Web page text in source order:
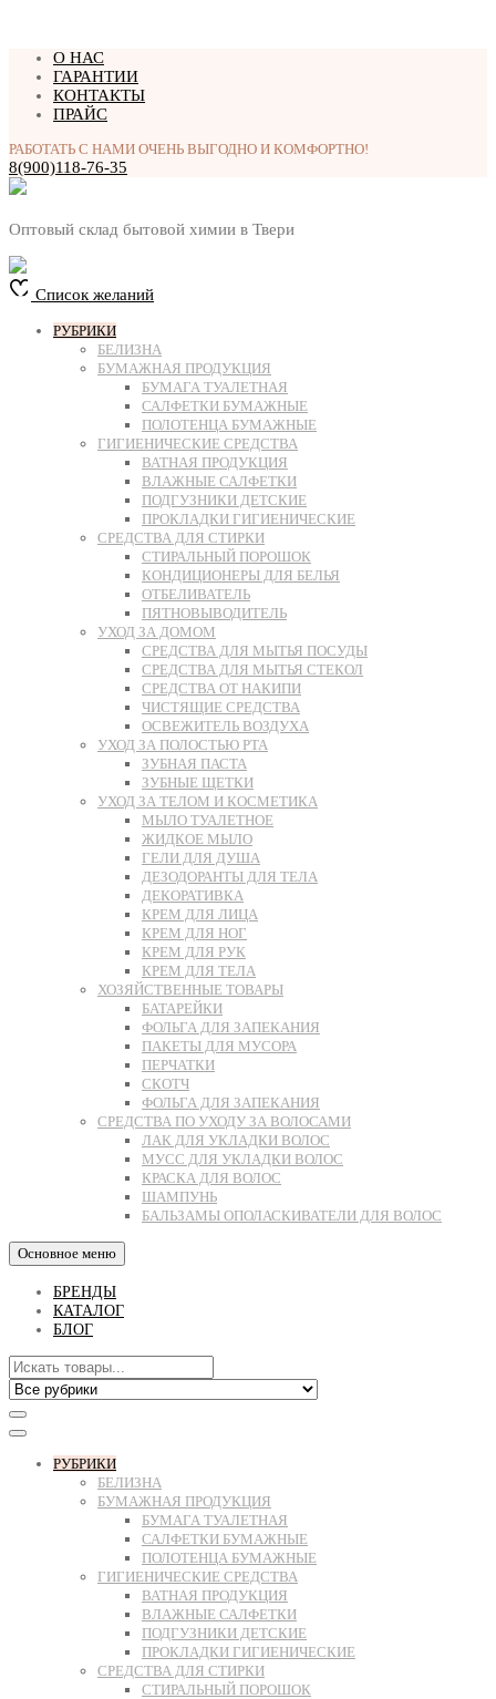
Перейти
содержимому
О НАС
ГАРАНТИИ
КОНТАКТЫ
ПРАЙС
РАБОТАТЬ С НАМИ ОЧЕНЬ ВЫГОДНО И КОМФОРТНО!
8(900)118-76-35
Оптовый склад бытовой химии в Твери
Список желаний
РУБРИКИ
БЕЛИЗНА
БУМАЖНАЯ ПРОДУКЦИЯ
БУМАГА ТУАЛЕТНАЯ
САЛФЕТКИ БУМАЖНЫЕ
ПОЛОТЕНЦА БУМАЖНЫЕ
ГИГИЕНИЧЕСКИЕ СРЕДСТВА
ВАТНАЯ ПРОДУКЦИЯ
ВЛАЖНЫЕ САЛФЕТКИ
ПОДГУЗНИКИ ДЕТСКИЕ
ПРОКЛАДКИ ГИГИЕНИЧЕСКИЕ
СРЕДСТВА ДЛЯ СТИРКИ
СТИРАЛЬНЫЙ ПОРОШОК
КОНДИЦИОНЕРЫ ДЛЯ БЕЛЬЯ
ОТБЕЛИВАТЕЛЬ
ПЯТНОВЫВОДИТЕЛЬ
УХОД ЗА ДОМОМ
СРЕДСТВА ДЛЯ МЫТЬЯ ПОСУДЫ
СРЕДСТВА ДЛЯ МЫТЬЯ СТЕКОЛ
СРЕДСТВА ОТ НАКИПИ
ЧИСТЯЩИЕ СРЕДСТВА
ОСВЕЖИТЕЛЬ ВОЗДУХА
УХОД ЗА ПОЛОСТЬЮ РТА
ЗУБНАЯ ПАСТА
ЗУБНЫЕ ЩЕТКИ
УХОД ЗА ТЕЛОМ И КОСМЕТИКА
МЫЛО ТУАЛЕТНОЕ
ЖИДКОЕ МЫЛО
ГЕЛИ ДЛЯ ДУША
ДЕЗОДОРАНТЫ ДЛЯ ТЕЛА
ДЕКОРАТИВКА
КРЕМ ДЛЯ ЛИЦА
КРЕМ ДЛЯ НОГ
КРЕМ ДЛЯ РУК
КРЕМ ДЛЯ ТЕЛА
ХОЗЯЙСТВЕННЫЕ ТОВАРЫ
БАТАРЕЙКИ
ФОЛЬГА ДЛЯ ЗАПЕКАНИЯ
ПАКЕТЫ ДЛЯ МУСОРА
ПЕРЧАТКИ
СКОТЧ
ФОЛЬГА ДЛЯ ЗАПЕКАНИЯ
СРЕДСТВА ПО УХОДУ ЗА ВОЛОСАМИ
ЛАК ДЛЯ УКЛАДКИ ВОЛОС
МУСС ДЛЯ УКЛАДКИ ВОЛОС
КРАСКА ДЛЯ ВОЛОС
ШАМПУНЬ
БАЛЬЗАМЫ ОПОЛАСКИВАТЕЛИ ДЛЯ ВОЛОС
Основное меню
БРЕНДЫ
КАТАЛОГ
БЛОГ
РУБРИКИ
БЕЛИЗНА
БУМАЖНАЯ ПРОДУКЦИЯ
БУМАГА ТУАЛЕТНАЯ
САЛФЕТКИ БУМАЖНЫЕ
ПОЛОТЕНЦА БУМАЖНЫЕ
ГИГИЕНИЧЕСКИЕ СРЕДСТВА
ВАТНАЯ ПРОДУКЦИЯ
ВЛАЖНЫЕ САЛФЕТКИ
ПОДГУЗНИКИ ДЕТСКИЕ
ПРОКЛАДКИ ГИГИЕНИЧЕСКИЕ
СРЕДСТВА ДЛЯ СТИРКИ
СТИРАЛЬНЫЙ ПОРОШОК